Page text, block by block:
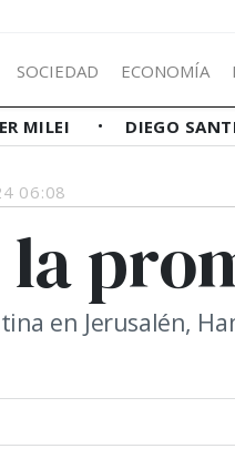
SOCIEDAD ECONOMÍA
MILEI DIEGO
06:08
en Jerusalén,